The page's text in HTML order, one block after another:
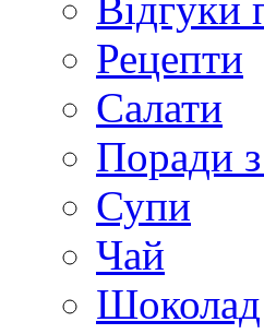
Рецепти
Салати
Поради
Супи
Чай
Шоколад